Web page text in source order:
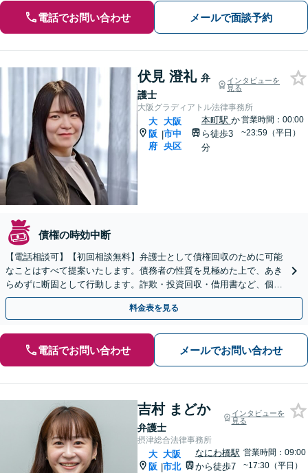
電話でお問い合わせ メールで面談予約
伏見 澄礼 弁
護士
インタビューを
見る
大阪グラディアトル法律事務所
大
阪
府
|
大阪
市中
央区
本町駅 か
ら徒歩3
分
営業時間：00:00
~23:59（平日）
債権の時効中断
【電話相談可】【初回相談無料】弁護士として債権回収のために可能
なことはすべて提案いたします。債務者の性質を見極めた上で、あき
らめずに断固として行動します。詐欺・投資回収・借用書など、個
人・法人を問わず、まずはお電話ください。
料金表を見る
電話でお問い合わせ メールでお問い合わせ
吉村 まどか
弁護士
インタビューを
見る
摂津総合法律事務所
大
阪 |
大阪
市北
なにわ橋駅
から徒歩7
営業時間：09:00
~17:30（平日）